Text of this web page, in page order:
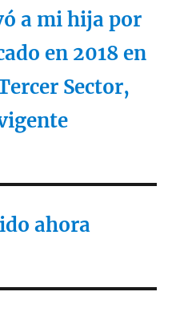
a mi hija por
en 2018 en
Sector,
ahora